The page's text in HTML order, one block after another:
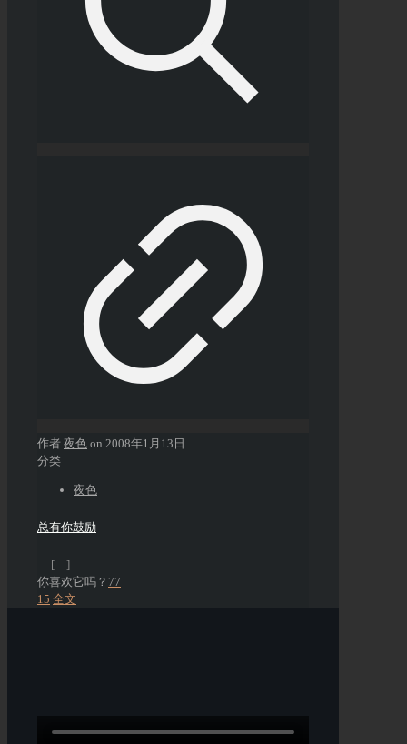
作者 夜色 on 2008年1月13日
分类
夜色
总有你鼓励
[…]
你喜欢它吗？ 77
15 全文